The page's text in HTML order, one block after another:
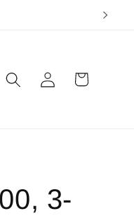
EinloggenWarenkorb
3-